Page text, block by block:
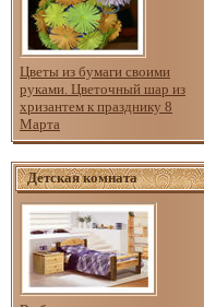
Цветы из бумаги своими
руками. Цветочный шар из
хризантем к празднику 8
Марта
Детская комната